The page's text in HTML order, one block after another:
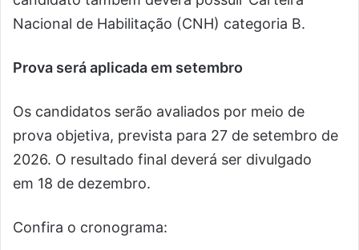
Nacional de Habilitação (CNH) categoria B.
Prova será aplicada em setembro
Os candidatos serão avaliados por meio de
prova objetiva, prevista para 27 de setembro de
2026. O resultado final deverá ser divulgado
em 18 de dezembro.
Confira o cronograma: